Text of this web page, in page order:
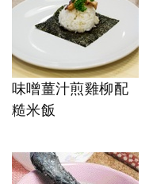
味噌薑汁煎雞柳配
糙米飯